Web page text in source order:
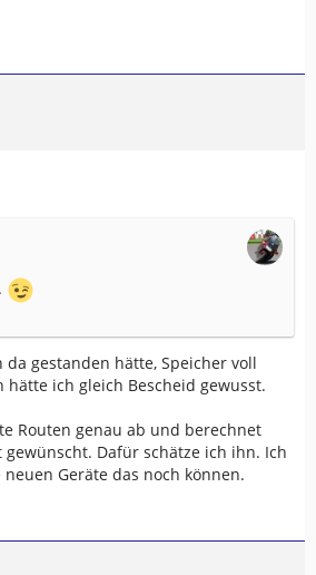
da gestanden hätte, Speicher voll
hätte ich gleich Bescheid gewusst.
Routen genau ab und berechnet
Dafür schätze ich ihn. Ich
Geräte das noch können.